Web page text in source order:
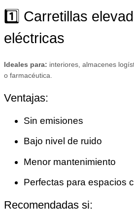
1️⃣ Carretillas
eléctricas
Ideales para: interiores, almacenes
o farmacéutica.
Ventajas:
Sin emisiones
Bajo nivel de ruido
Menor mantenimiento
Perfectas para espacios
Recomendadas si: